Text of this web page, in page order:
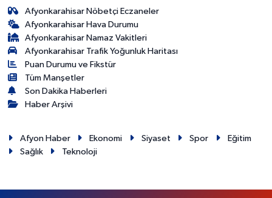
Afyonkarahisar Nöbetçi Eczaneler
Afyonkarahisar Hava Durumu
Afyonkarahisar Namaz Vakitleri
Afyonkarahisar Trafik Yoğunluk Haritası
Puan Durumu ve Fikstür
Tüm Manşetler
Son Dakika Haberleri
Haber Arşivi
Afyon Haber Ekonomi Siyaset Spor
Eğitim
Sağlık
Teknoloji